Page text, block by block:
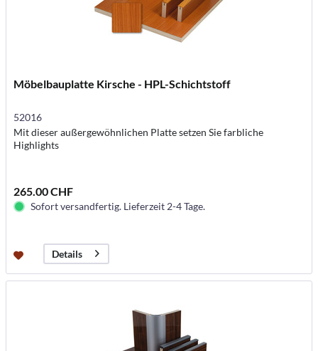
Möbelbauplatte Kirsche - HPL-Schichtstoff
52016
Mit dieser außergewöhnlichen Platte setzen Sie farbliche
Highlights
265.00 CHF
Sofort versandfertig. Lieferzeit 2-4 Tage.
Details